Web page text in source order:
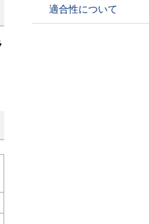
適合性について